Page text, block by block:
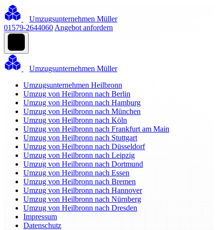
Umzugsunternehmen Müller
01579-2644060 Angebot anfordern
Umzugsunternehmen Müller
Umzugsunternehmen Heilbronn
Umzug von Heilbronn nach Berlin
Umzug von Heilbronn nach Hamburg
Umzug von Heilbronn nach München
Umzug von Heilbronn nach Köln
Umzug von Heilbronn nach Frankfurt am Main
Umzug von Heilbronn nach Stuttgart
Umzug von Heilbronn nach Düsseldorf
Umzug von Heilbronn nach Leipzig
Umzug von Heilbronn nach Dortmund
Umzug von Heilbronn nach Essen
Umzug von Heilbronn nach Bremen
Umzug von Heilbronn nach Hannover
Umzug von Heilbronn nach Nürnberg
Umzug von Heilbronn nach Dresden
Impressum
Datenschutz